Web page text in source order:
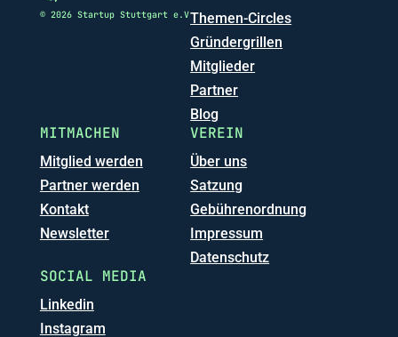
© 2026 Startup Stuttgart e.VThemen-Circles
Gründergrillen
Mitglieder
Partner
Blog
MITMACHEN
Mitglied werden
Partner werden
Kontakt
Newsletter
VEREIN
Über uns
Satzung
Gebührenordnung
Impressum
Datenschutz
SOCIAL MEDIA
Linkedin
Instagram